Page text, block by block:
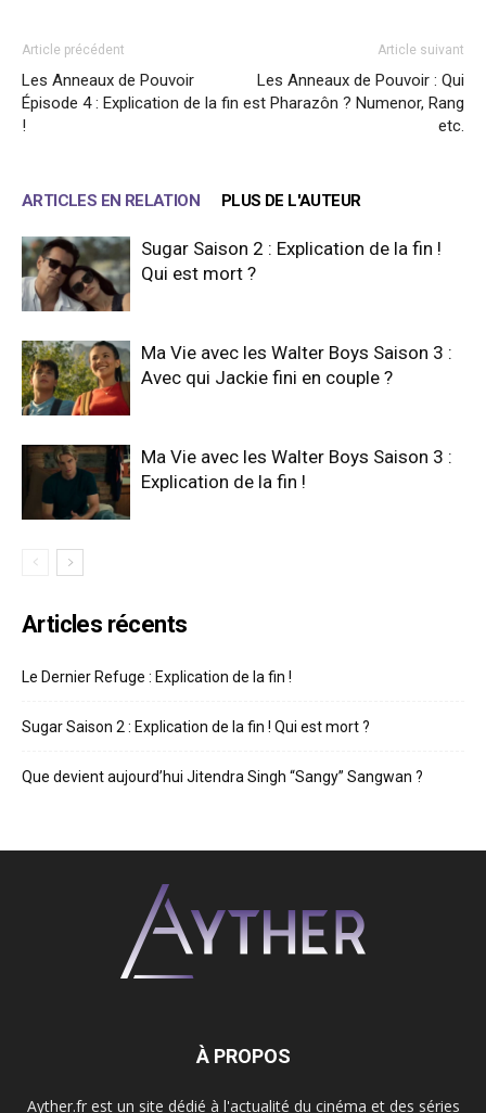
Article précédent
Les Anneaux de Pouvoir
Épisode 4 : Explication de la fin
!
Article suivant
Les Anneaux de Pouvoir : Qui
est Pharazôn ? Numenor, Rang
etc.
ARTICLES EN RELATION PLUS DE L'AUTEUR
Sugar Saison 2 : Explication de la fin !
Qui est mort ?
Ma Vie avec les Walter Boys Saison 3 :
Avec qui Jackie fini en couple ?
Ma Vie avec les Walter Boys Saison 3 :
Explication de la fin !
Articles récents
Le Dernier Refuge : Explication de la fin !
Sugar Saison 2 : Explication de la fin ! Qui est mort ?
Que devient aujourd’hui Jitendra Singh “Sangy” Sangwan ?
À PROPOS
Ayther.fr est un site dédié à l'actualité du cinéma et des séries